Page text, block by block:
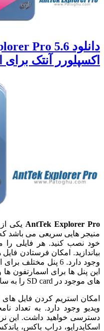
اکسپلورر آنتک برای
AntTek Explorer Pro یکی
منیجر هایی سریعی می باشد
خود نصب کنید. هر فایلی را
بیاندازید. امکان فرستادن
وجود دارد. 6 پنل
این پنل ها برای اسمارتفون
های موجود در SD card را به سادگی می توانید مدیریت کنید.
امکان استریم کردن فایل
ویدیو وجود دارد. به تعداد
دسترسی خواهید داشت. این
اسکایدرایو، دراپ باکس،